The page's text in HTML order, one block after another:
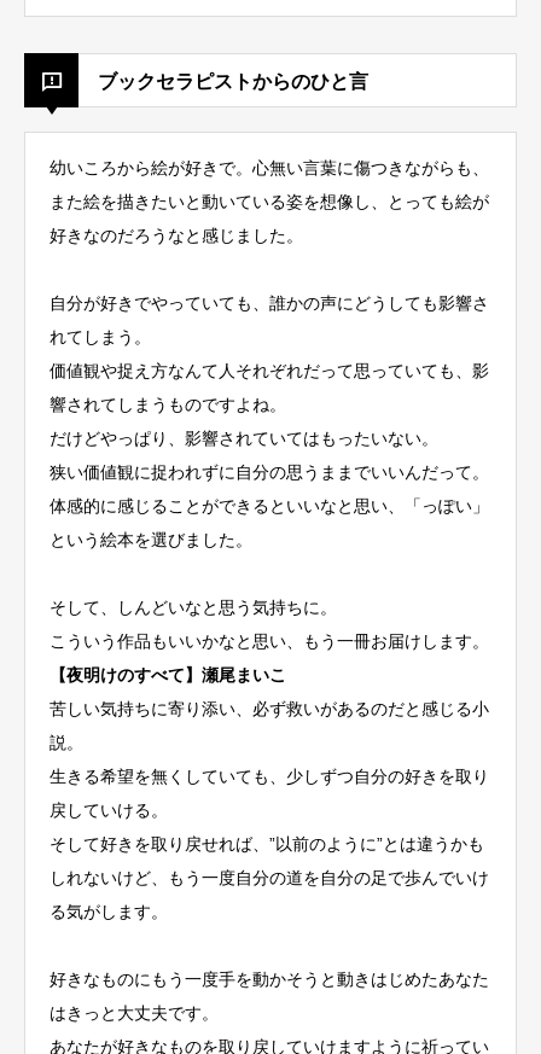
ブックセラピストからのひと言
幼いころから絵が好きで。心無い言葉に傷つきながらも、
また絵を描きたいと動いている姿を想像し、とっても絵が
好きなのだろうなと感じました。
自分が好きでやっていても、誰かの声にどうしても影響さ
れてしまう。
価値観や捉え方なんて人それぞれだって思っていても、影
響されてしまうものですよね。
だけどやっぱり、影響されていてはもったいない。
狭い価値観に捉われずに自分の思うままでいいんだって。
体感的に感じることができるといいなと思い、「っぽい」
という絵本を選びました。
そして、しんどいなと思う気持ちに。
こういう作品もいいかなと思い、もう一冊お届けします。
【夜明けのすべて】瀬尾まいこ
苦しい気持ちに寄り添い、必ず救いがあるのだと感じる小
説。
生きる希望を無くしていても、少しずつ自分の好きを取り
戻していける。
そして好きを取り戻せれば、”以前のように”とは違うかも
しれないけど、もう一度自分の道を自分の足で歩んでいけ
る気がします。
好きなものにもう一度手を動かそうと動きはじめたあなた
はきっと大丈夫です。
あなたが好きなものを取り戻していけますように祈ってい